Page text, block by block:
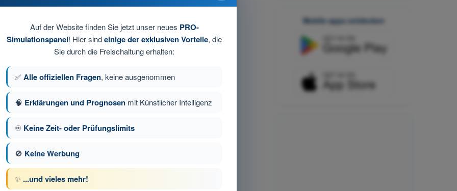
51 von 72
Drohnenführerschein A2
Mobile apps entdecken
Auf der Website finden Sie jetzt unser neues PRO-
Simulationspanel! Hier sindeinige der exklusiven Vorteile, die
Sie durch die Freischaltung erhalten:
✅Alle offiziellen Fragen, keine ausgenommen
🧠 Erklärungen und Prognosen mit Künstlicher Intelligenz
♾️ Keine Zeit- oder Prüfungslimits
🚫 Keine Werbung
✨ ...und vieles mehr!